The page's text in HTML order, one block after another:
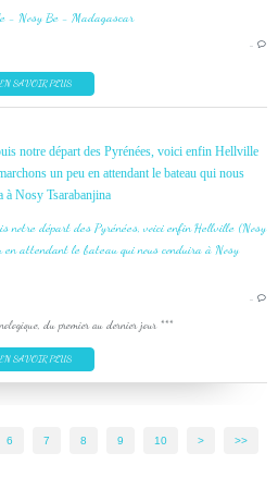
…
EN SAVOIR PLUS
notre départ des Pyrénées, voici enfin Hellville
un peu en attendant le bateau qui nous
à Nosy Tsarabanjina
…
du premier au dernier jour ***
EN SAVOIR PLUS
6 7 8 9 10 20
30
40
50
60
70
80
90
100
> >>